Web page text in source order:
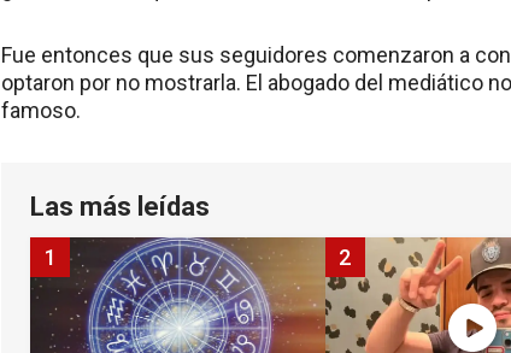
Fue entonces que sus seguidores comenzaron a
optaron por no mostrarla. El abogado del mediático
famoso.
Las más leídas
1 2